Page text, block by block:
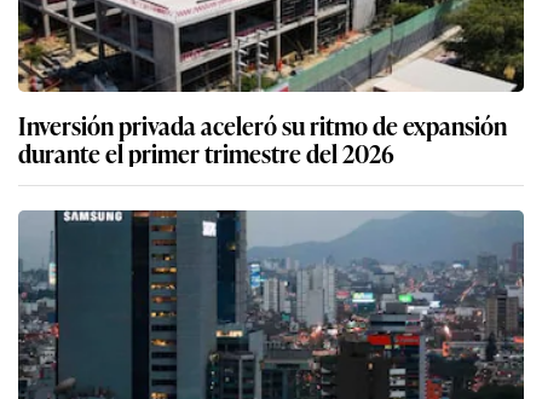
Inversión privada aceleró su ritmo de expansión
durante el primer trimestre del 2026